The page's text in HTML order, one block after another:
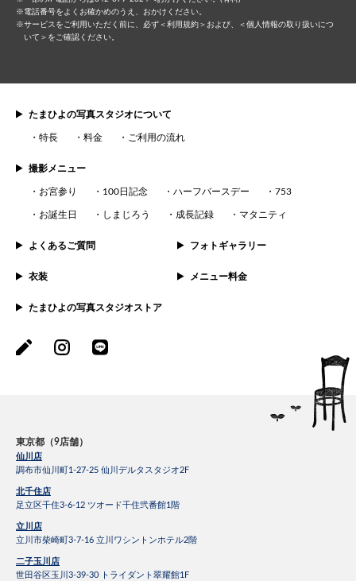
電話番号をよくお確かめのうえ、おかけください。
サービスをご利⽤いただく前に、必ず ＜利⽤規約＞ および、
＜個⼈情報の取り扱いにつ
いて＞ をご確認ください。
たまひよの写真スタジオについて
特長 料金 ご利用の流れ
撮影メニュー
お宮参り 100日記念 ハーフバースデー 753
お誕生日 しまじろう 成長記録 マタニティ
よくあるご質問 フォトギャラリー
衣装 メニュー料金
たまひよの写真スタジオストア
東京都（9店舗）
仙川店
調布市仙川町1-27-25 仙川デルタスタジオ2F
北千住店
足立区千住3-6-12 ツオード千住弐番館1階
立川店
立川市柴崎町3-7-16 立川ワシントンホテル2階
二子玉川店
世田谷区玉川3-39-30 トライダント翠耀館1F